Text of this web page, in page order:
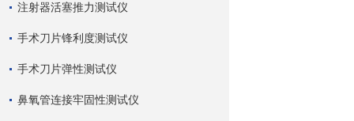
注射器活塞推力测试仪
手术刀片锋利度测试仪
手术刀片弹性测试仪
鼻氧管连接牢固性测试仪